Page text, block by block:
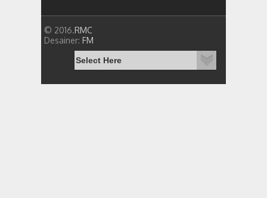
© 2016.RMC
Desainer: FM